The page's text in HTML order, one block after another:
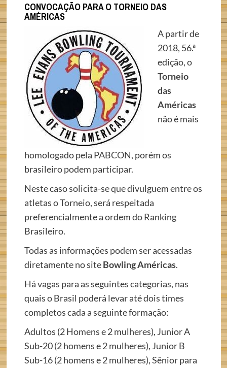
CONVOCAÇÃO PARA O TORNEIO DAS
AMÉRICAS
A partir de
2018, 56.ª
edição, o
Torneio
das
Américas
não é mais
homologado pela PABCON, porém os
brasileiro podem participar.
Neste caso solicita-se que divulguem entre os
atletas o Torneio, será respeitada
preferencialmente a ordem do Ranking
Brasileiro.
Todas as informações podem ser acessadas
diretamente no siteBowling Américas.
Há vagas para as seguintes categorias, nas
quais o Brasil poderá levar até dois times
completos cada a seguinte formação:
Adultos (2 Homens e 2 mulheres), Junior A
Sub-20 (2 homens e 2 mulheres), Junior B
Sub-16 (2 homens e 2 mulheres), Sênior para